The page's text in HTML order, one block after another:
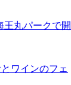
王丸パークで開
ワインのフェ